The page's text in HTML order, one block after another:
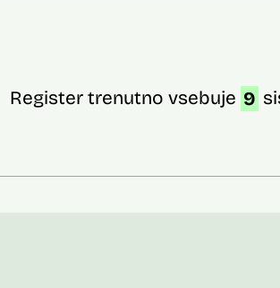
Register trenutno vsebuje 9